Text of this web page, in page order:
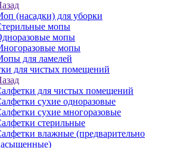
(насадки) для уборки
мопы
мопы
мопы
для ламелей
для чистых помещений
для чистых помещений
сухие одноразовые
сухие многоразовые
стерильные
влажные (предварительно